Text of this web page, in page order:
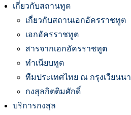
เกี่ยวกับสถานทูต
เกี่ยวกับสถานเอกอัครราชทูต
เอกอัครราชทูต
สารจากเอกอัครราชทูต
ทำเนียบทูต
ทีมประเทศไทย ณ กรุงเวียนนา
กงสุลกิตติมศักดิ์
บริการกงสุล